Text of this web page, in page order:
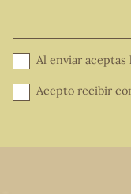
Al enviar aceptas
Acepto recibir